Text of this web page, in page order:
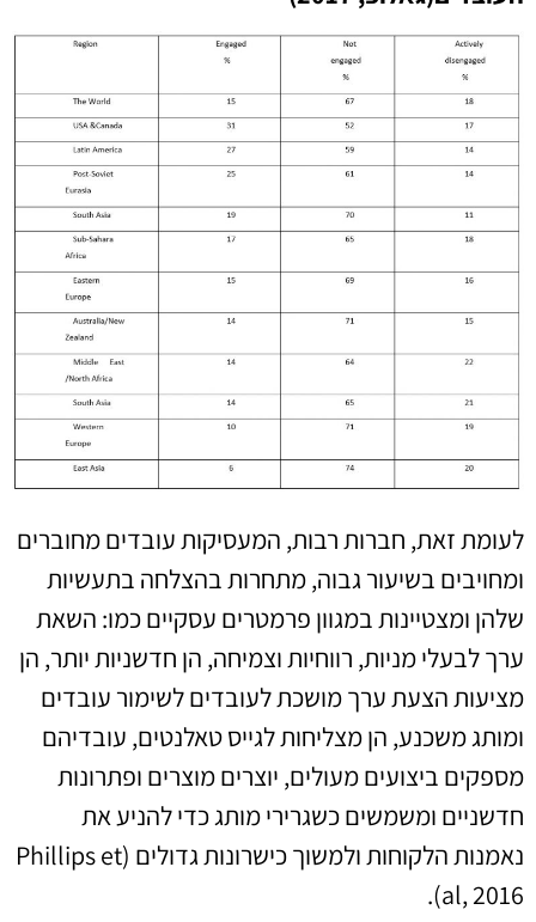
לעומת זאת, חברות רבות, המעסיקות עובדים מחוברים
ומחויבים בשיעור גבוה, מתחרות בהצלחה בתעשיות
שלהן ומצטיינות במגוון פרמטרים עסקיים כמו: השאת
ערך לבעלי מניות, רווחיות וצמיחה, הן חדשניות יותר, הן
מציעות הצעת ערך מושכת לעובדים לשימור עובדים
ומותג משכנע, הן מצליחות לגייס טאלנטים, עובדיהם
מספקים ביצועים מעולים, יוצרים מוצרים ופתרונות
חדשניים ומשמשים כשגרירי מותג כדי להניע את
נאמנות הלקוחות ולמשוך כישרונות גדולים (Phillips et
al, 2016).